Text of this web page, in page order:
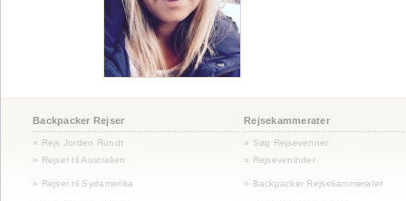
Backpacker Rejser Rejsekammerater
» Rejs Jorden Rundt
» Søg Rejsevenner
» Rejser til Australien
» Rejseveninder
» Rejser til Sydamerika » Backpacker Rejsekammerater